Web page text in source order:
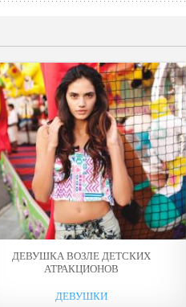
ДЕВУШКА ВОЗЛЕ ДЕТСКИХ
АТРАКЦИОНOВ
ДЕВУШКИ